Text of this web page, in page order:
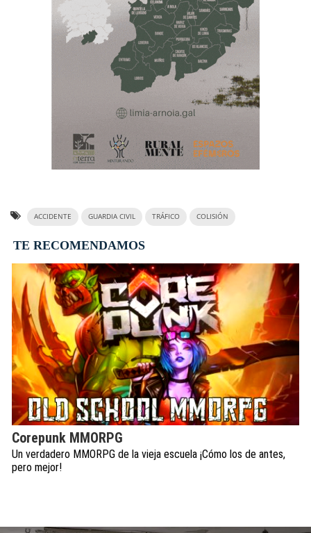
ACCIDENTE GUARDIA CIVIL TRÁFICO COLISIÓN
TE RECOMENDAMOS
Corepunk MMORPG
Un verdadero MMORPG de la vieja escuela ¡Cómo los de antes,
pero mejor!